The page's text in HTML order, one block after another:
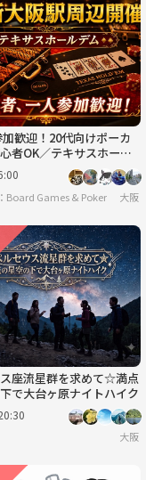
歓迎！20代向けポーカ
者OK／テキサスホール
大阪♠️
Board Games & Poker 大阪
座流星群を求めて☆満点
で大台ヶ原ナイトハイク
大阪